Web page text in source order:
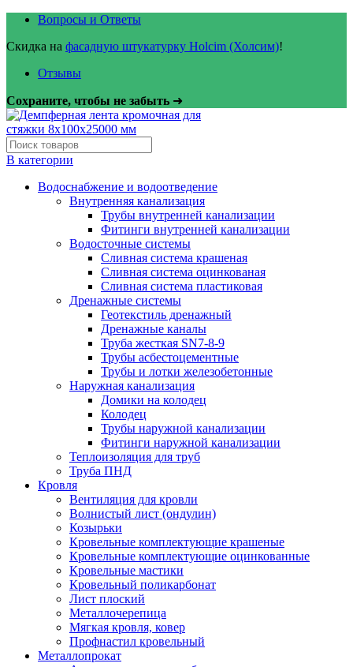
Вопросы и Ответы
Скидка на фасадную штукатурку Holcim (Холсим)!
Отзывы
Сохраните, чтобы не забыть ➜
В категории
Водоснабжение и водоотведение
Внутренняя канализация
Трубы внутренней канализации
Фитинги внутренней канализации
Водосточные системы
Сливная система крашеная
Сливная система оцинкованая
Сливная система пластиковая
Дренажные системы
Геотекстиль дренажный
Дренажные каналы
Труба жесткая SN7-8-9
Трубы асбестоцементные
Трубы и лотки железобетонные
Наружная канализация
Домики на колодец
Колодец
Трубы наружной канализации
Фитинги наружной канализации
Теплоизоляция для труб
Труба ПНД
Кровля
Вентиляция для кровли
Волнистый лист (ондулин)
Козырьки
Кровельные комплектующие крашеные
Кровельные комплектующие оцинкованные
Кровельные мастики
Кровельный поликарбонат
Лист плоский
Металлочерепица
Мягкая кровля, ковер
Профнастил кровельный
Металлопрокат